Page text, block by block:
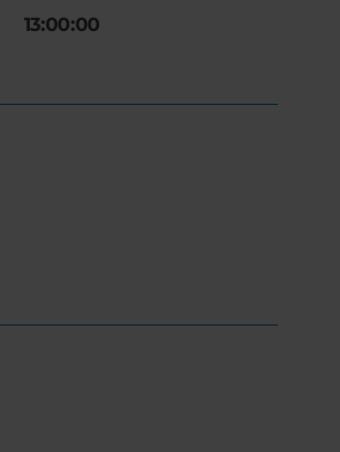
13:00:00